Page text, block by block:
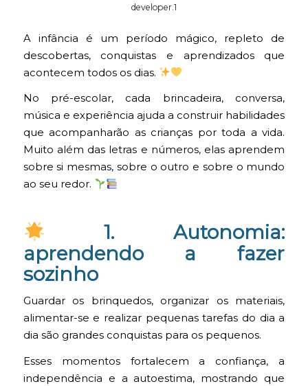
developer.1
A infância é um período mágico, repleto de
descobertas, conquistas e aprendizados que
acontecem todos os dias.
No pré-escolar, cada brincadeira, conversa,
música e experiência ajuda a construir habilidades
que acompanharão as crianças por toda a vida.
Muito além das letras e números, elas aprendem
sobre si mesmas, sobre o outro e sobre o mundo
ao seu redor.
1. Autonomia:
aprendendo a fazer
sozinho
Guardar os brinquedos, organizar os materiais,
alimentar-se e realizar pequenas tarefas do dia a
dia são grandes conquistas para os pequenos.
Esses momentos fortalecem a confiança, a
independência e a autoestima, mostrando que